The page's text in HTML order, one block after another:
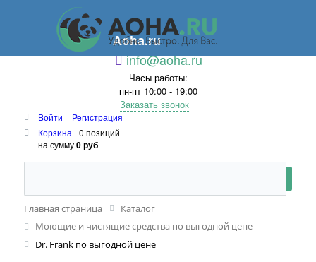
Aoha.ru
info@aoha.ru
Часы работы:
пн-пт 10:00 - 19:00
Заказать звонок
Войти
Регистрация
Корзина
0 позиций
на сумму0 руб
Главная страница
Каталог
Моющие и чистящие средства по выгодной цене
Dr. Frank по выгодной цене